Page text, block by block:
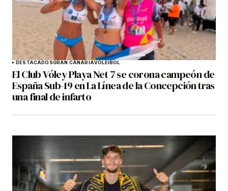
DESTACADOSGRAN CANARIAVOLEIBOL
El Club Vóley Playa Net 7 se corona campeón de
España Sub-19 en La Línea de la Concepción tras
una final de infarto